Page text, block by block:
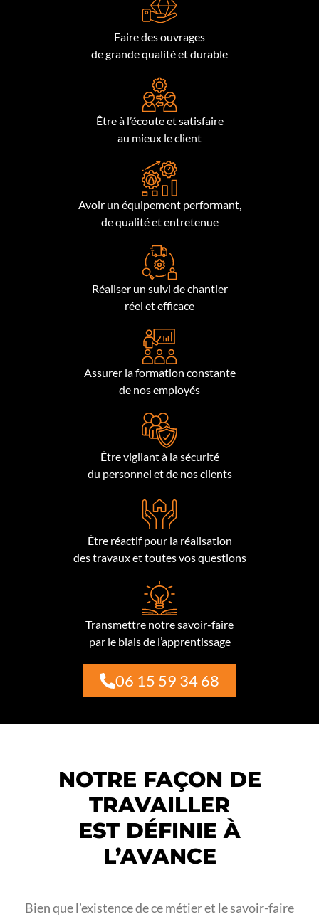
Faire des ouvrages
de grande qualité et durable
Être à l’écoute et satisfaire
au mieux le client
Avoir un équipement performant,
de qualité et entretenue
Réaliser un suivi de chantier
réel et efficace
Assurer la formation constante
de nos employés
Être vigilant à la sécurité
du personnel et de nos clients
Être réactif pour la réalisation
des travaux et toutes vos questions
Transmettre notre savoir-faire
par le biais de l’apprentissage
06 15 59 34 68
NOTRE FAÇON DE
TRAVAILLER
EST DÉFINIE À
L’AVANCE
Bien que l’existence de ce métier et le savoir-faire